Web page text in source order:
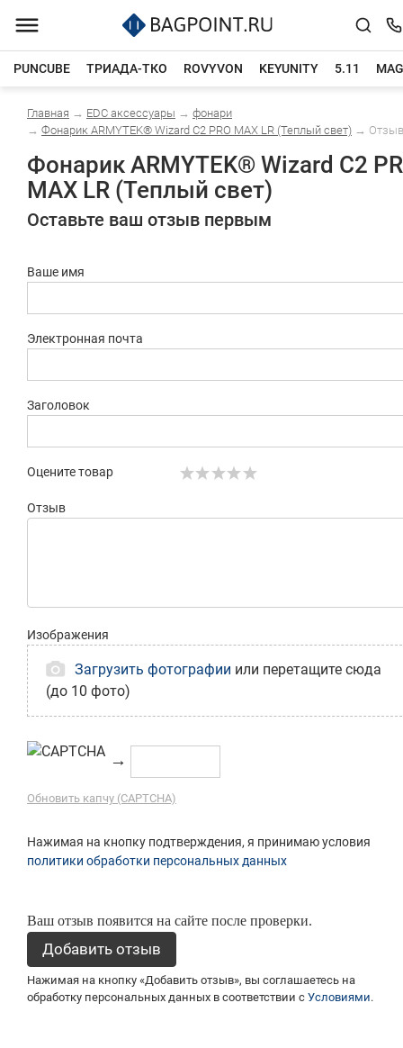
PUNCUBE ТРИАДА-ТКО ROVYVON KEYUNITY 5.11
Каталог товаров
Главная → EDC аксессуары → фонари
→ Фонарик ARMYTEK® Wizard C2 PRO MAX LR (Теплый свет) →
Фонарик ARMYTEK® Wizard C2
MAX LR (Теплый свет)
Оставьте ваш отзыв первым
Ваше имя
Электронная почта
Заголовок
Оцените товар
Отзыв
Изображения
Загрузить фотографии или перетащите сюда
(до 10 фото)
→
Обновить капчу (CAPTCHA)
Нажимая на кнопку подтверждения, я принимаю условия
политики обработки персональных данных
Ваш отзыв появится на сайте после проверки.
Нажимая на кнопку «Добавить отзыв», вы соглашаетесь на
обработку персональных данных в соответствии с Условиями.